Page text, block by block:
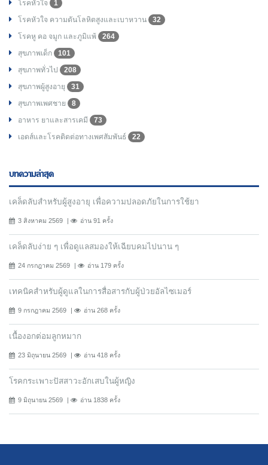
โรคหัวใจ
1
โรคหัวใจ ความดันโลหิตสูงและเบาหวาน
32
โรคหู คอ จมูก และภูมิแพ้
264
สุขภาพเด็ก
101
สุขภาพทั่วไป
208
สุขภาพผู้สูงอายุ
31
สุขภาพเพศชาย
8
อาหาร ยาและสารเคมี
73
เอดส์และโรคติดต่อทางเพศสัมพันธ์
22
บทความล่าสุด
เคล็ดลับสำหรับผู้สูงอายุ เพื่อความปลอดภัยในการใช้ยา
3 สิงหาคม 2569 อ่าน 91 ครั้ง
เคล็ดลับง่าย ๆ เพื่อดูแลสมองให้เฉียบคมไปนาน ๆ
24 กรกฎาคม 2569 อ่าน 179 ครั้ง
เทคนิคสำหรับผู้ดูแลในการสื่อสารกับผู้ป่วยอัลไซเมอร์
9 กรกฎาคม 2569 อ่าน 268 ครั้ง
เนื้องอกต่อมลูกหมาก
23 มิถุนายน 2569 อ่าน 418 ครั้ง
โรคกระเพาะปัสสาวะอักเสบในผู้หญิง
9 มิถุนายน 2569 อ่าน 1838 ครั้ง